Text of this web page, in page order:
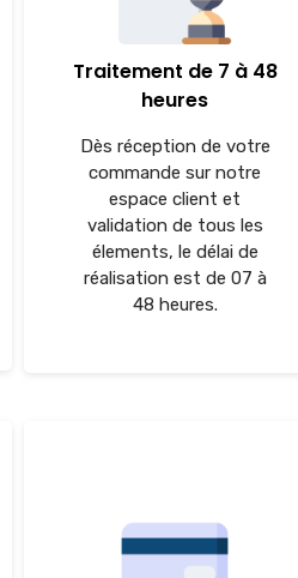
Traitement de 7 à 48
heures
Dès réception de votre
commande sur notre
espace client et
validation de tous les
élements, le délai de
réalisation est de 07 à
48 heures.